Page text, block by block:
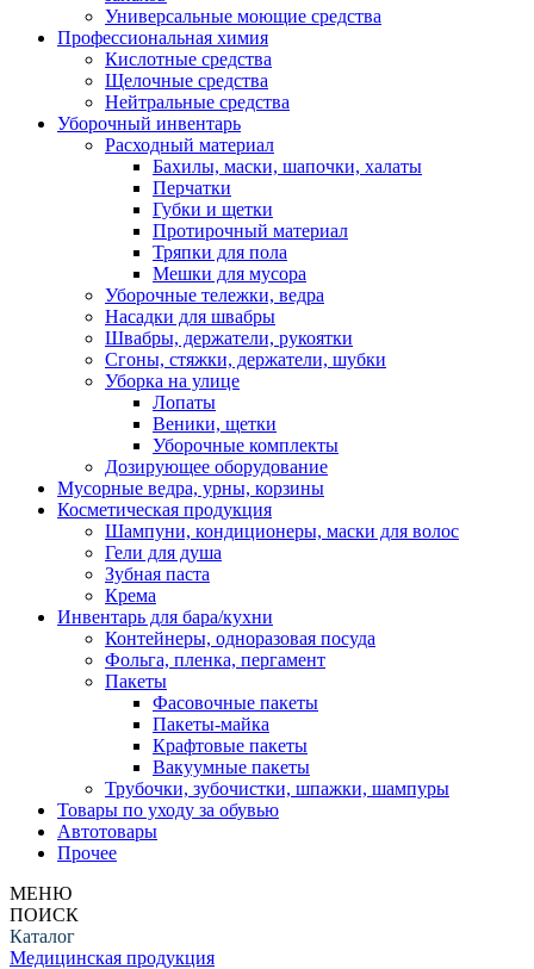
Универсальные моющие средства
Профессиональная химия
Кислотные средства
Щелочные средства
Нейтральные средства
Уборочный инвентарь
Расходный материал
Бахилы, маски, шапочки, халаты
Перчатки
Губки и щетки
Протирочный материал
Тряпки для пола
Мешки для мусора
Уборочные тележки, ведра
Насадки для швабры
Швабры, держатели, рукоятки
Сгоны, стяжки, держатели, шубки
Уборка на улице
Лопаты
Веники, щетки
Уборочные комплекты
Дозирующее оборудование
Мусорные ведра, урны, корзины
Косметическая продукция
Шампуни, кондиционеры, маски для волос
Гели для душа
Зубная паста
Крема
Инвентарь для бара/кухни
Контейнеры, одноразовая посуда
Фольга, пленка, пергамент
Пакеты
Фасовочные пакеты
Пакеты-майка
Крафтовые пакеты
Вакуумные пакеты
Трубочки, зубочистки, шпажки, шампуры
Товары по уходу за обувью
Автотовары
Прочее
МЕНЮ
ПОИСК
Каталог
Медицинская продукция